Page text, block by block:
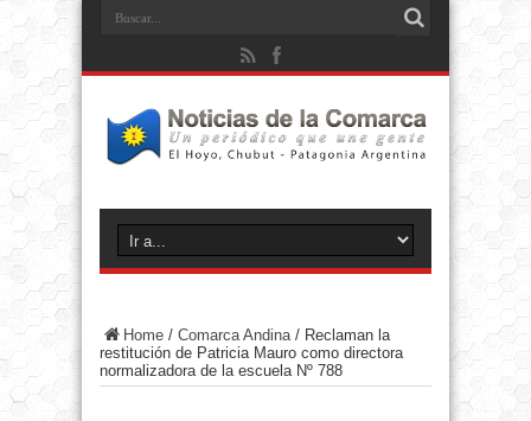
Home / Comarca Andina/ Reclaman la
restitución de Patricia Mauro como directora
normalizadora de la escuela Nº 788